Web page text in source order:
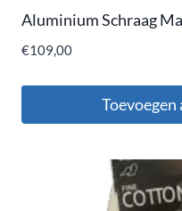
Aluminium Schraag
€109,00